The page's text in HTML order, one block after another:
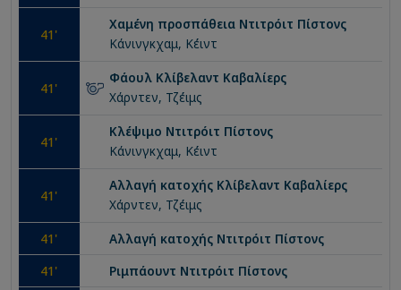
41 '
Χαμένη προσπάθεια Ντιτρόιτ Πίστονς
Κάνινγκχαμ, Κέιντ
41 '
Φάουλ Κλίβελαντ Καβαλίερς
Χάρντεν, Τζέιμς
41 '
Κλέψιμο Ντιτρόιτ Πίστονς
Κάνινγκχαμ, Κέιντ
41 '
Αλλαγή κατοχής Κλίβελαντ Καβαλίερς
Χάρντεν, Τζέιμς
41 ' Αλλαγή κατοχής Ντιτρόιτ Πίστονς
41 ' Ριμπάουντ Ντιτρόιτ Πίστονς